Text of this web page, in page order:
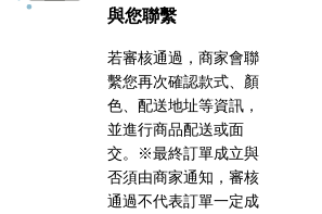
與您聯繫
若審核通過，商家會聯
繫您再次確認款式、顏
色、配送地址等資訊，
並進行商品配送或面
交。※最終訂單成立與
否須由商家通知，審核
通過不代表訂單一定成